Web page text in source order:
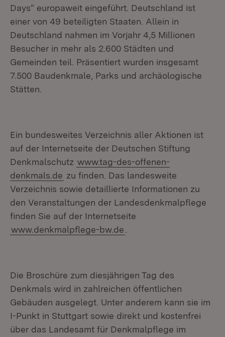
Days“ europaweit eingeführt. Deutschland ist
einer von 49 beteiligten Staaten. Allein in
Deutschland nahmen im Vorjahr 4,5 Millionen
Besucher in mehr als 2.600 Städten und
Gemeinden teil. Präsentiert wurden insgesamt
7.500 Baudenkmale, Parks und archäologische
Stätten.
Ein bundesweites Verzeichnis aller Aktionen ist
auf der Internetseite der Deutschen Stiftung
Denkmalschutz www.tag-des-offenen-
denkmals.de zu finden. Das landesweite
Verzeichnis sowie detaillierte Informationen zu
den Veranstaltungen der Landesdenkmalpflege
finden Sie auf der Internetseite
www.denkmalpflege-bw.de
Die Broschüre zum diesjährigen Tag des
Denkmals wird in zahlreichen öffentlichen
Gebäuden ausgelegt. Unter anderem kann sie im
I-Punkt in Stuttgart sowie direkt und kostenfrei
über das Landesamt für Denkmalpflege im